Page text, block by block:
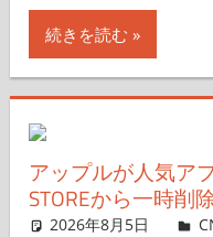
続きを読む
アップルが人気ア
STOREから一時削
2026年8月5日